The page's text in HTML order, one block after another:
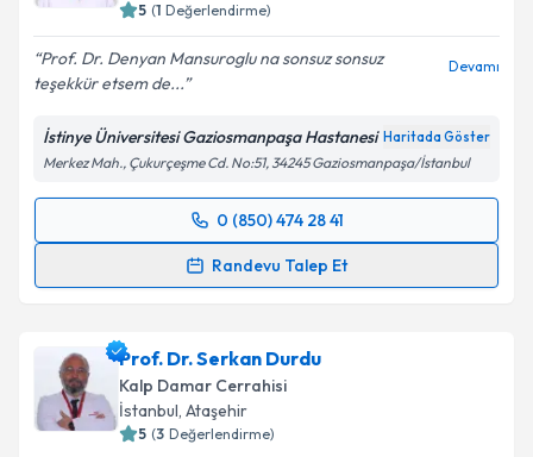
5 (1 Değerlendirme)
Prof. Dr. Denyan Mansuroglu na sonsuz sonsuz
teşekkür etsem de...
Devamı
İstinye Üniversitesi Gaziosmanpaşa Hastanesi Haritada Göster
Merkez Mah., Çukurçeşme Cd. No:51, 34245 Gaziosmanpaşa/İstanbul
0 (850) 474 28 41
Randevu Talep Et
Randevu Takvimi Talebi
için bir takvim hazırlandığında e-posta ile
bilgilendireceğiz.
E-posta Adresiniz
Prof. Dr. Serkan Durdu
Kalp Damar Cerrahisi
İstanbul, Ataşehir
5 (3 Değerlendirme)